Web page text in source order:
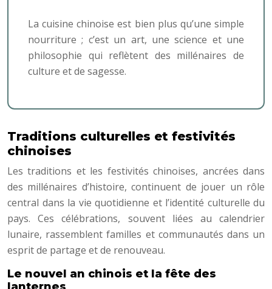
La cuisine chinoise est bien plus qu’une simple
nourriture ; c’est un art, une science et une
philosophie qui reflètent des millénaires de
culture et de sagesse.
Traditions culturelles et festivités
chinoises
Les traditions et les festivités chinoises, ancrées dans
des millénaires d’histoire, continuent de jouer un rôle
central dans la vie quotidienne et l’identité culturelle du
pays. Ces célébrations, souvent liées au calendrier
lunaire, rassemblent familles et communautés dans un
esprit de partage et de renouveau.
Le nouvel an chinois et la fête des